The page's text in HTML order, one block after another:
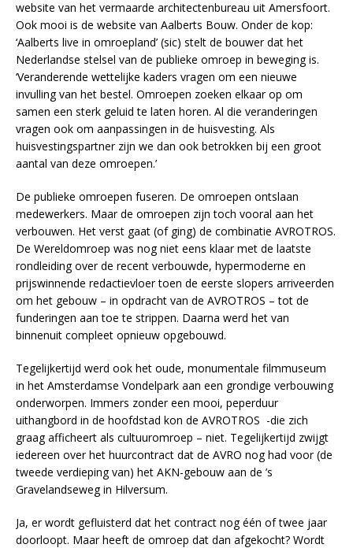
website van het vermaarde architectenbureau uit Amersfoort.
Ook mooi is de website van Aalberts Bouw. Onder de kop:
‘Aalberts live in omroepland’ (sic) stelt de bouwer dat het
Nederlandse stelsel van de publieke omroep in beweging is.
‘Veranderende wettelijke kaders vragen om een nieuwe
invulling van het bestel. Omroepen zoeken elkaar op om
samen een sterk geluid te laten horen. Al die veranderingen
vragen ook om aanpassingen in de huisvesting. Als
huisvestingspartner zijn we dan ook betrokken bij een groot
aantal van deze omroepen.’
De publieke omroepen fuseren. De omroepen ontslaan
medewerkers. Maar de omroepen zijn toch vooral aan het
verbouwen. Het verst gaat (of ging) de combinatie AVROTROS.
De Wereldomroep was nog niet eens klaar met de laatste
rondleiding over de recent verbouwde, hypermoderne en
prijswinnende redactievloer toen de eerste slopers arriveerden
om het gebouw – in opdracht van de AVROTROS – tot de
funderingen aan toe te strippen. Daarna werd het van
binnenuit compleet opnieuw opgebouwd.
Tegelijkertijd werd ook het oude, monumentale filmmuseum
in het Amsterdamse Vondelpark aan een grondige verbouwing
onderworpen. Immers zonder een mooi, peperduur
uithangbord in de hoofdstad kon de AVROTROS -die zich
graag afficheert als cultuuromroep – niet. Tegelijkertijd zwijgt
iedereen over het huurcontract dat de AVRO nog had voor (de
tweede verdieping van) het AKN-gebouw aan de ’s
Gravelandseweg in Hilversum.
Ja, er wordt gefluisterd dat het contract nog één of twee jaar
doorloopt. Maar heeft de omroep dat dan afgekocht? Wordt